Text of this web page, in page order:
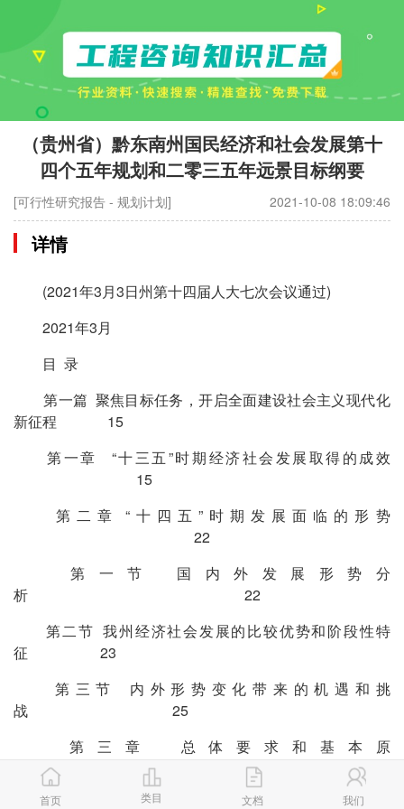
（贵州省）黔东南州国民经济和社会发展第十
四个五年规划和二零三五年远景目标纲要
[可行性研究报告 - 规划计划] 2021-10-08 18:09:46
详情
(2021年3月3日州第十四届人大七次会议通过)
2021年3月
目 录
第一篇 聚焦目标任务，开启全面建设社会主义现代化
新征程 15
第一章 “十三五”时期经济社会发展取得的成效
15
第二章 “十四五”时期发展面临的形势
22
第一节 国内外发展形势分
析 22
第二节 我州经济社会发展的比较优势和阶段性特
征 23
第三节 内外形势变化带来的机遇和挑
战 25
第三章 总体要求和基本原
则 29
第四章 发展目
首页 类目 文档 我们